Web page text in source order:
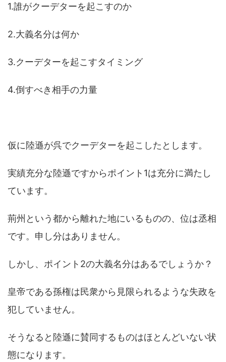
1.誰がクーデターを起こすのか
2.大義名分は何か
3.クーデターを起こすタイミング
4.倒すべき相手の力量
仮に陸遜が呉でクーデターを起こしたとします。
実績充分な陸遜ですからポイント1は充分に満たし
ています。
荊州という都から離れた地にいるものの、位は丞相
です。申し分はありません。
しかし、ポイント2の大義名分はあるでしょうか？
皇帝である孫権は民衆から見限られるような失政を
犯していません。
そうなると陸遜に賛同するものはほとんどいない状
態になります。